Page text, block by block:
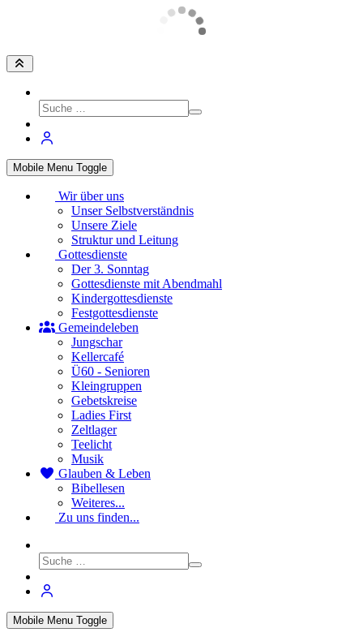
Mobile Menu Toggle
Wir über uns
Unser Selbstverständnis
Unsere Ziele
Struktur und Leitung
Gottesdienste
Der 3. Sonntag
Gottesdienste mit Abendmahl
Kindergottesdienste
Festgottesdienste
Gemeindeleben
Jungschar
Kellercafé
Ü60 - Senioren
Kleingruppen
Gebetskreise
Ladies First
Zeltlager
Teelicht
Musik
Glauben & Leben
Bibellesen
Weiteres...
Zu uns finden...
Mobile Menu Toggle